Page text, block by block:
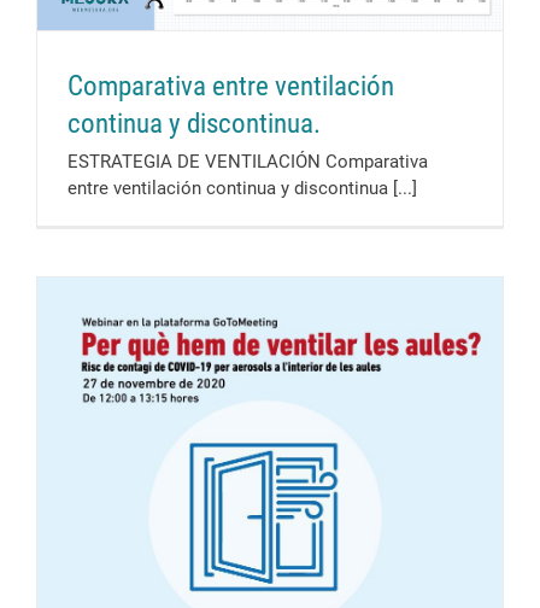
Comparativa entre ventilación
continua y discontinua.
ESTRATEGIA DE VENTILACIÓN Comparativa
entre ventilación continua y discontinua [...]